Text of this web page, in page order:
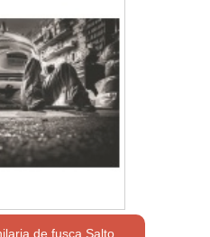
de fusca Salto